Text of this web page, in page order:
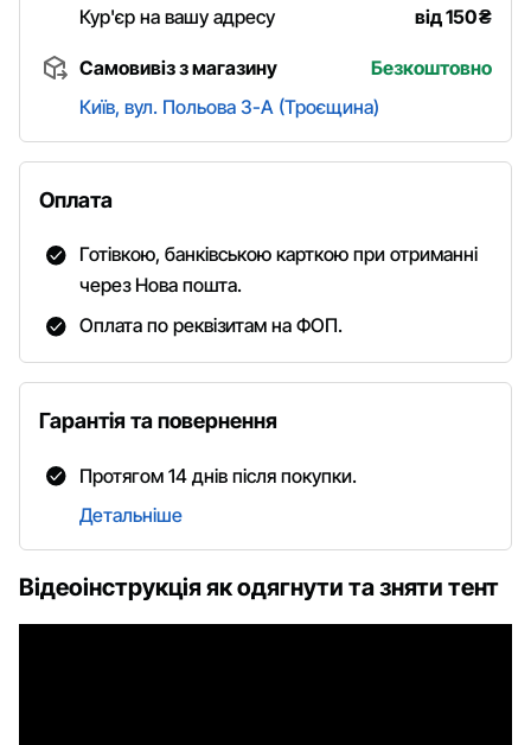
Відеоінструкція як одягнути та зняти тент
Кур'єр на вашу адресу від 150₴
Самовивіз з магазину
Безкоштовно
Київ, вул. Польова 3-А (Троєщина)
Оплата
Готівкою, банківською карткою при отриманні
через Нова пошта.
Оплата по реквізитам на ФОП.
Гарантія та повернення
Протягом 14 днів після покупки.
Детальніше